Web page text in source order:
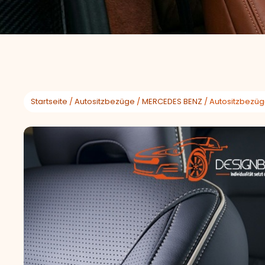
Startseite /Autositzbezüge /MERCEDES BENZ /